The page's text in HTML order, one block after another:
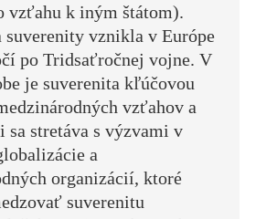
vzťahu k iným štátom).
suverenity vznikla v Európe
po Tridsaťročnej vojne. V
je suverenita kľúčovou
vzťahov a
sa stretáva s výzvami v
a
organizácií, ktoré
suverenitu